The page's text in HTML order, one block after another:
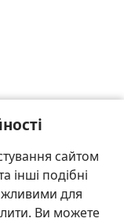
сайтом
інші подібні
для
Ви можете